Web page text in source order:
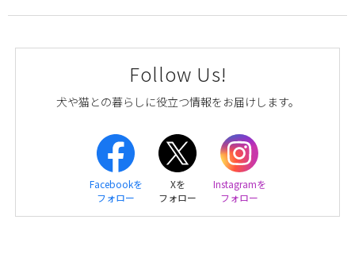
Follow Us!
犬や猫との暮らしに役立つ情報をお届けします。
Facebookを
フォロー
Xを
フォロー
Instagramを
フォロー